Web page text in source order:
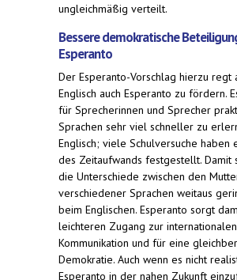
ungleichmäßig verteilt.
Bessere demokratische
Esperanto
Der Esperanto-Vorschlag hierzu regt
Englisch auch Esperanto zu fördern.
für Sprecherinnen und Sprecher
Sprachen sehr viel schneller zu
Englisch; viele Schulversuche haben
des Zeitaufwands festgestellt. Damit
die Unterschiede zwischen den
verschiedener Sprachen weitaus
beim Englischen. Esperanto sorgt
leichteren Zugang zur internationalen
Kommunikation und für eine
Demokratie. Auch wenn es nicht
Esperanto in der nahen Zukunft